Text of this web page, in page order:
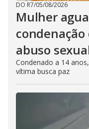
DO R7/05/08/2026
Mulher
abuso
Condenado a 14
vítima busca paz